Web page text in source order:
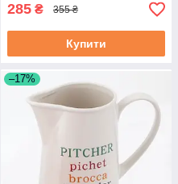
285 ₴ 355 ₴
Купити
–17%